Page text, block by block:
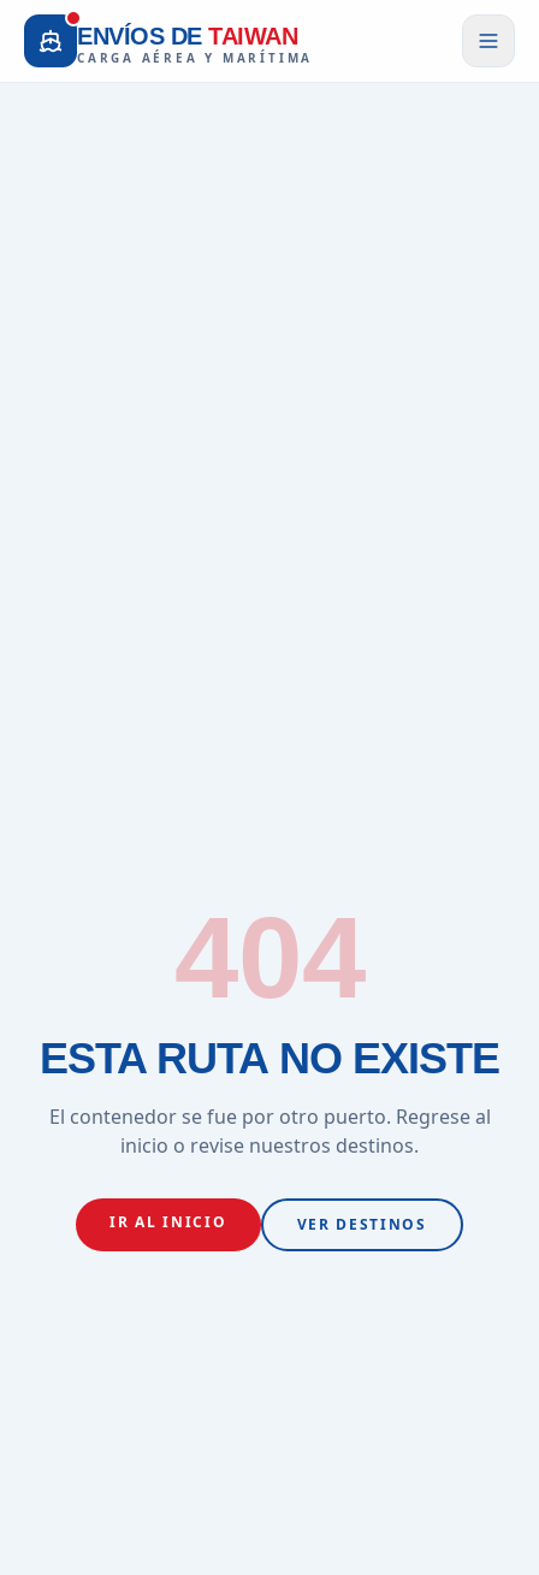
ENVÍOS DE TAIWAN
CARGA AÉREA Y MARÍTIMA
404
ESTA RUTA NO EXISTE
El contenedor se fue por otro puerto. Regrese al
inicio o revise nuestros destinos.
IR AL INICIO VER DESTINOS